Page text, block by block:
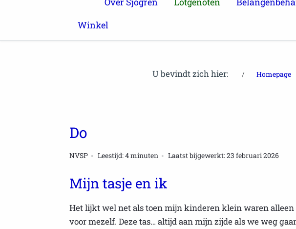
Winkel
U bevindt zich hier: Homepage
Do
NVSP Leestijd: 4 minuten Laatst bijgewerkt: 23 februari 2026
Mijn tasje en ik
Het lijkt wel net als toen mijn kinderen klein waren alleen
voor mezelf. Deze tas… altijd aan mijn zijde als we weg